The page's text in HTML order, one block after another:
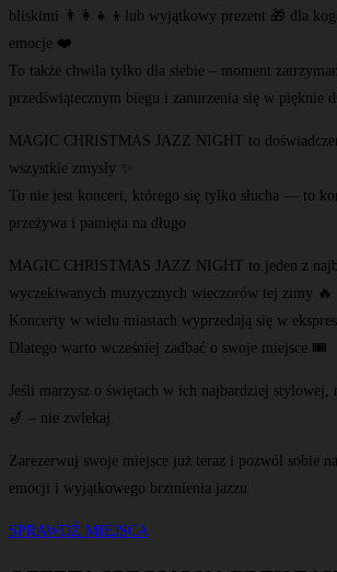
bliskimi 👨‍👩‍👧‍👦lub wyjątkowy prezent 🎁 dla
emocje ❤️
To także chwila tylko dla siebie – moment
przedświątecznym biegu i zanurzenia się w pięknie
MAGIC CHRISTMAS JAZZ NIGHT to
wszystkie zmysły ✨
To nie jest koncert, którego się tylko słucha — to
przeżywa i pamięta na długo
MAGIC CHRISTMAS JAZZ NIGHT to jeden z
wyczekiwanych muzycznych wieczorów tej zimy 🔥
Koncerty w wielu miastach wyprzedają się w
Dlatego warto wcześniej zadbać o swoje miejsce 🎟️
Jeśli marzysz o świętach w ich najbardziej stylowej,
🎷 – nie zwlekaj.
Zarezerwuj swoje miejsce już teraz i pozwól sobie na
emocji i wyjątkowego brzmienia jazzu
SPRAWDŹ MIEJSCA